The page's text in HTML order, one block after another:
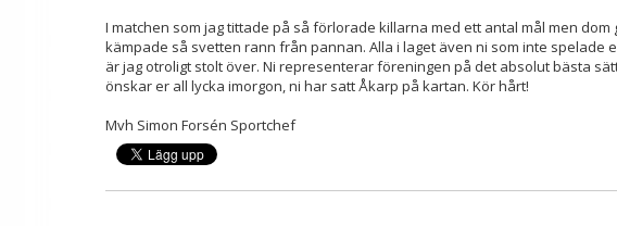
I matchen som jag tittade på så förlorade killarna med ett antal mål men dom
kämpade så svetten rann från pannan. Alla i laget även ni som inte spelade
är jag otroligt stolt över. Ni representerar föreningen på det absolut bästa
önskar er all lycka imorgon, ni har satt Åkarp på kartan. Kör hårt!
Mvh Simon Forsén Sportchef